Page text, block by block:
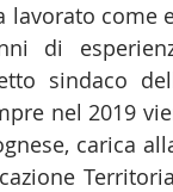
come
di
sindaco
nel 2019
carica